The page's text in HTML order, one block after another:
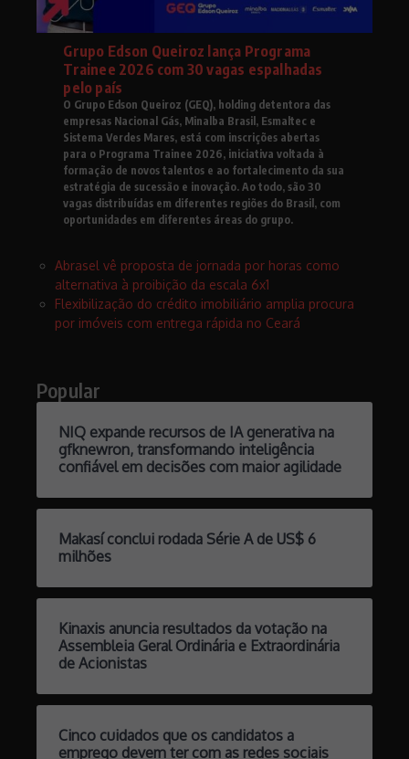
Grupo Edson Queiroz lança Programa
Trainee 2026 com 30 vagas espalhadas
pelo país
O Grupo Edson Queiroz (GEQ), holding detentora das
empresas Nacional Gás, Minalba Brasil, Esmaltec e
Sistema Verdes Mares, está com inscrições abertas
para o Programa Trainee 2026, iniciativa voltada à
formação de novos talentos e ao fortalecimento da sua
estratégia de sucessão e inovação. Ao todo, são 30
vagas distribuídas em diferentes regiões do Brasil, com
oportunidades em diferentes áreas do grupo.
Abrasel vê proposta de jornada por horas como
alternativa à proibição da escala 6x1
Flexibilização do crédito imobiliário amplia procura
por imóveis com entrega rápida no Ceará
Popular
NIQ expande recursos de IA generativa na
gfknewron, transformando inteligência
confiável em decisões com maior agilidade
Makasí conclui rodada Série A de US$ 6
milhões
Kinaxis anuncia resultados da votação na
Assembleia Geral Ordinária e Extraordinária
de Acionistas
Cinco cuidados que os candidatos a
emprego devem ter com as redes sociais